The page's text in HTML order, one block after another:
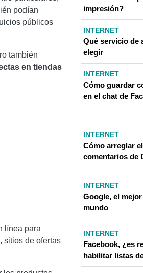
podían
públicos
también
en tiendas
línea para
, sitios de ofertas
impresión?
INTERNET
Qué servicio de
elegir
INTERNET
Cómo guardar
en el chat de
INTERNET
Cómo arreglar
comentarios de
INTERNET
Google, el
mundo
INTERNET
Facebook, ¿es
habilitar listas